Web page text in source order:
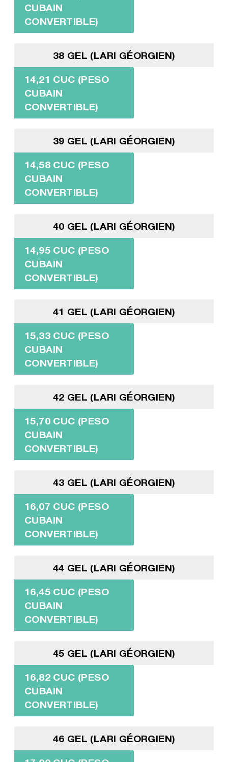
CUBAIN
CONVERTIBLE)
38 GEL (LARI GÉORGIEN)
14,21 CUC (PESO
CUBAIN
CONVERTIBLE)
39 GEL (LARI GÉORGIEN)
14,58 CUC (PESO
CUBAIN
CONVERTIBLE)
40 GEL (LARI GÉORGIEN)
14,95 CUC (PESO
CUBAIN
CONVERTIBLE)
41 GEL (LARI GÉORGIEN)
15,33 CUC (PESO
CUBAIN
CONVERTIBLE)
42 GEL (LARI GÉORGIEN)
15,70 CUC (PESO
CUBAIN
CONVERTIBLE)
43 GEL (LARI GÉORGIEN)
16,07 CUC (PESO
CUBAIN
CONVERTIBLE)
44 GEL (LARI GÉORGIEN)
16,45 CUC (PESO
CUBAIN
CONVERTIBLE)
45 GEL (LARI GÉORGIEN)
16,82 CUC (PESO
CUBAIN
CONVERTIBLE)
46 GEL (LARI GÉORGIEN)